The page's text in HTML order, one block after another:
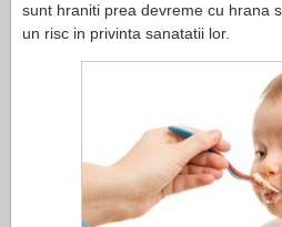
sunt hraniti prea devreme cu hrana
un risc in privinta sanatatii lor.